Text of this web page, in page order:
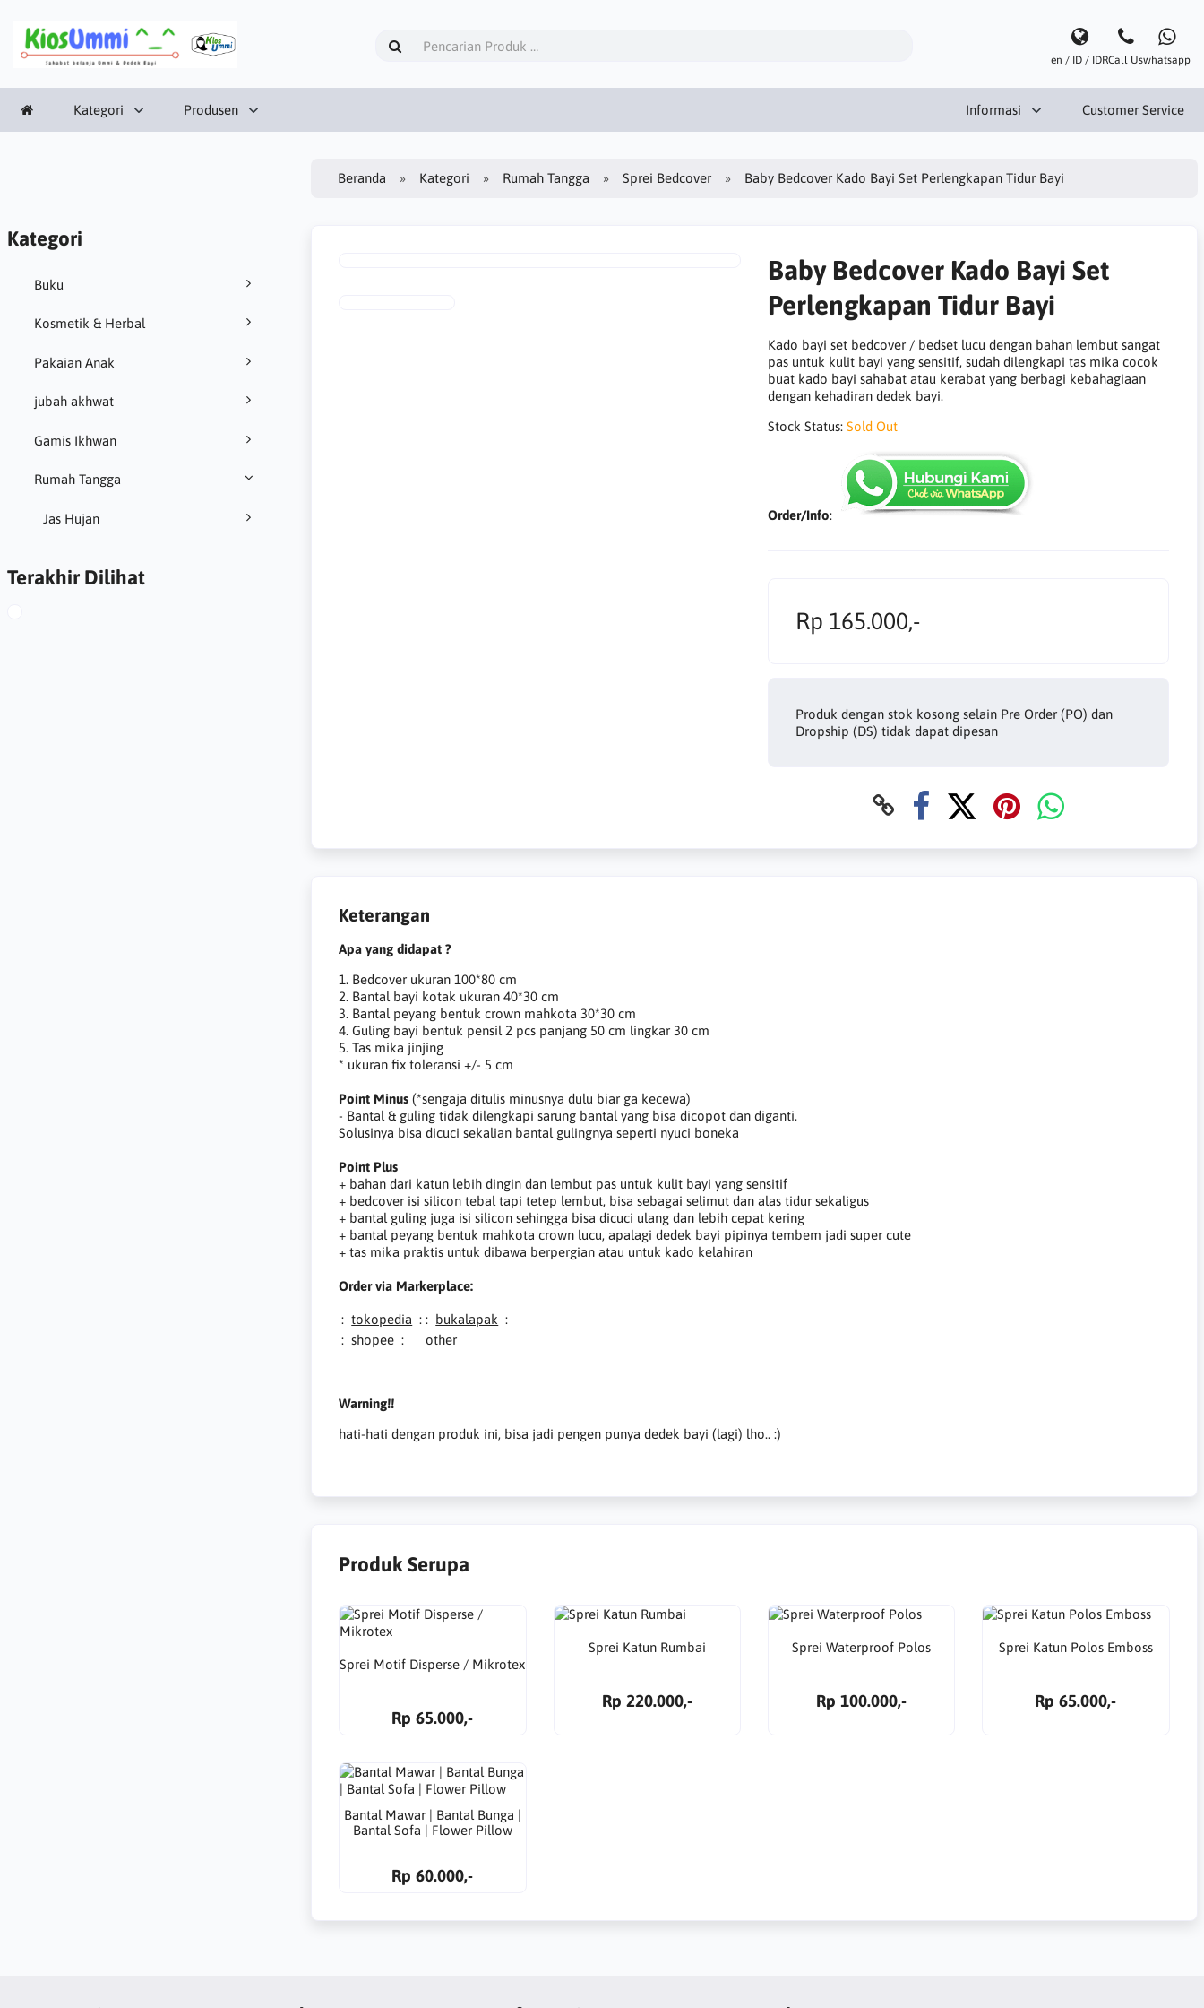
en / ID / IDRCall Uswhatsapp
Kategori Produsen Informasi Customer Service
Kategori
Buku
Kosmetik & Herbal
Pakaian Anak
jubah akhwat
Gamis Ikhwan
Rumah Tangga
Jas Hujan
Terakhir Dilihat
Beranda Kategori Rumah Tangga Sprei Bedcover Baby Bedcover Kado Bayi Set Perlengkapan Tidur Bayi
Baby Bedcover Kado Bayi Set
Perlengkapan Tidur Bayi
Kado bayi set bedcover / bedset lucu dengan bahan lembut sangat
pas untuk kulit bayi yang sensitif, sudah dilengkapi tas mika cocok
buat kado bayi sahabat atau kerabat yang berbagi kebahagiaan
dengan kehadiran dedek bayi.
Stock Status: Sold Out
Order/Info:
Rp 165.000,-
Produk dengan stok kosong selain Pre Order (PO) dan
Dropship (DS) tidak dapat dipesan
Keterangan
Apa yang didapat ?
1. Bedcover ukuran 100*80 cm
2. Bantal bayi kotak ukuran 40*30 cm
3. Bantal peyang bentuk crown mahkota 30*30 cm
4. Guling bayi bentuk pensil 2 pcs panjang 50 cm lingkar 30 cm
5. Tas mika jinjing
* ukuran fix toleransi +/- 5 cm
Point Minus (*sengaja ditulis minusnya dulu biar ga kecewa)
- Bantal & guling tidak dilengkapi sarung bantal yang bisa dicopot dan diganti.
Solusinya bisa dicuci sekalian bantal gulingnya seperti nyuci boneka
Point Plus
+ bahan dari katun lebih dingin dan lembut pas untuk kulit bayi yang sensitif
+ bedcover isi silicon tebal tapi tetep lembut, bisa sebagai selimut dan alas tidur sekaligus
+ bantal guling juga isi silicon sehingga bisa dicuci ulang dan lebih cepat kering
+ bantal peyang bentuk mahkota crown lucu, apalagi dedek bayi pipinya tembem jadi super cute
+ tas mika praktis untuk dibawa berpergian atau untuk kado kelahiran
Order via Markerplace:
:tokopedia : : bukalapak :
:shopee : other
Warning!!
hati-hati dengan produk ini, bisa jadi pengen punya dedek bayi (lagi) lho.. :)
Produk Serupa
Sprei Motif Disperse / Mikrotex
Rp 65.000,-
Sprei Katun Rumbai
Rp 220.000,-
Sprei Waterproof Polos
Rp 100.000,-
Sprei Katun Polos Emboss
Rp 65.000,-
Bantal Mawar | Bantal Bunga |
Bantal Sofa | Flower Pillow
Rp 60.000,-